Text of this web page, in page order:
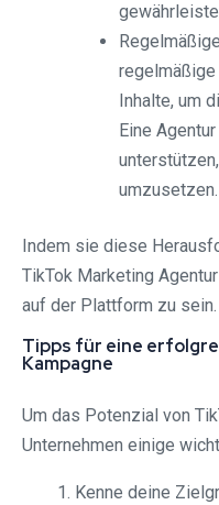
Inhalte, um
Eine
umzusetzen.
Indem sie diese
TikTok Marketing
auf der Plattform zu sein.
Tipps für eine
Kampagne
Um das Potenzial von
Unternehmen einige
Kenne deine